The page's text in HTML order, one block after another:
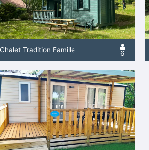
Chalet Tradition Famille 6